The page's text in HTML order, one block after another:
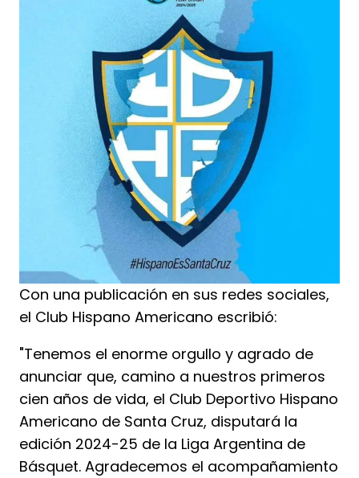
Con una publicación en sus redes sociales,
el Club Hispano Americano escribió:
"Tenemos el enorme orgullo y agrado de
anunciar que, camino a nuestros primeros
cien años de vida, el Club Deportivo Hispano
Americano de Santa Cruz, disputará la
edición 2024-25 de la Liga Argentina de
Básquet. Agradecemos el acompañamiento